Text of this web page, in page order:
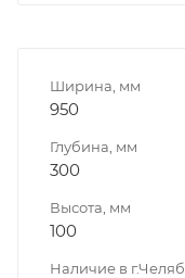
Ширина, мм
950
Глубина, мм
300
Высота, мм
100
Наличие в